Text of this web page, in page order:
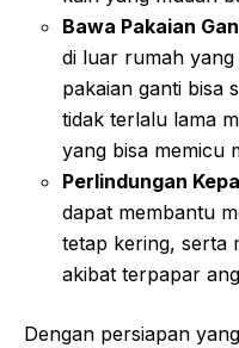
Bawa Pakaian
di luar rumah
pakaian ganti bisa
tidak terlalu lama
yang bisa memicu
Perlindungan
dapat membantu
tetap kering, serta
akibat terpapar
Dengan persiapan